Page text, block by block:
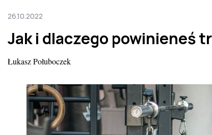
26.10.2022
Jak i dlaczego powinieneś
Łukasz Połuboczek